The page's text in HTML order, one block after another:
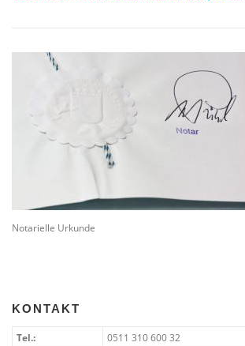
Notarielle Urkunde
KONTAKT
Tel.:
0511 310 600 32